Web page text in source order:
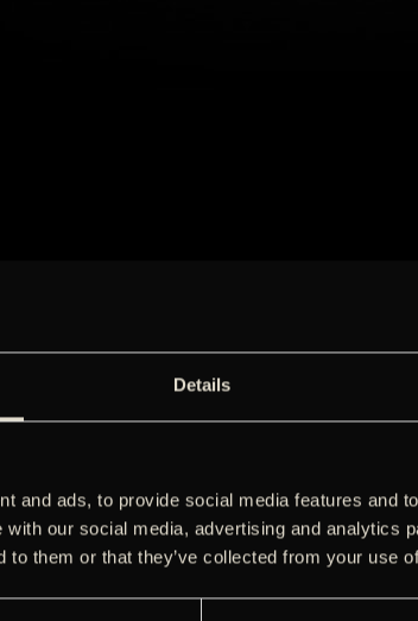
Details
and ads, to provide social media features and
our social media, advertising and analytics
to them or that they’ve collected from your use